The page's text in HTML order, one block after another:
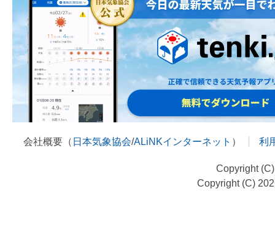
会社概要（ 日本気象協会/ALiNKインターネット ） 利
Copyright
Copyright (C)